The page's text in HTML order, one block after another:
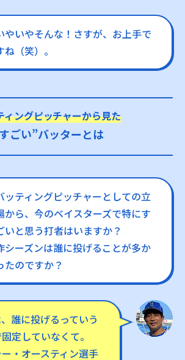
やいやそんな！さすが、お上手で
ね（笑）。
ィングピッチャーから見た
ごい”バッターとは
ッティングピッチャーとしての立
から、今のベイスターズで特にす
いと思う打者はいますか？
シーズンは誰に投げることが多か
たのですか？
誰に投げるっていう
定していなくて。
・オースティン選手